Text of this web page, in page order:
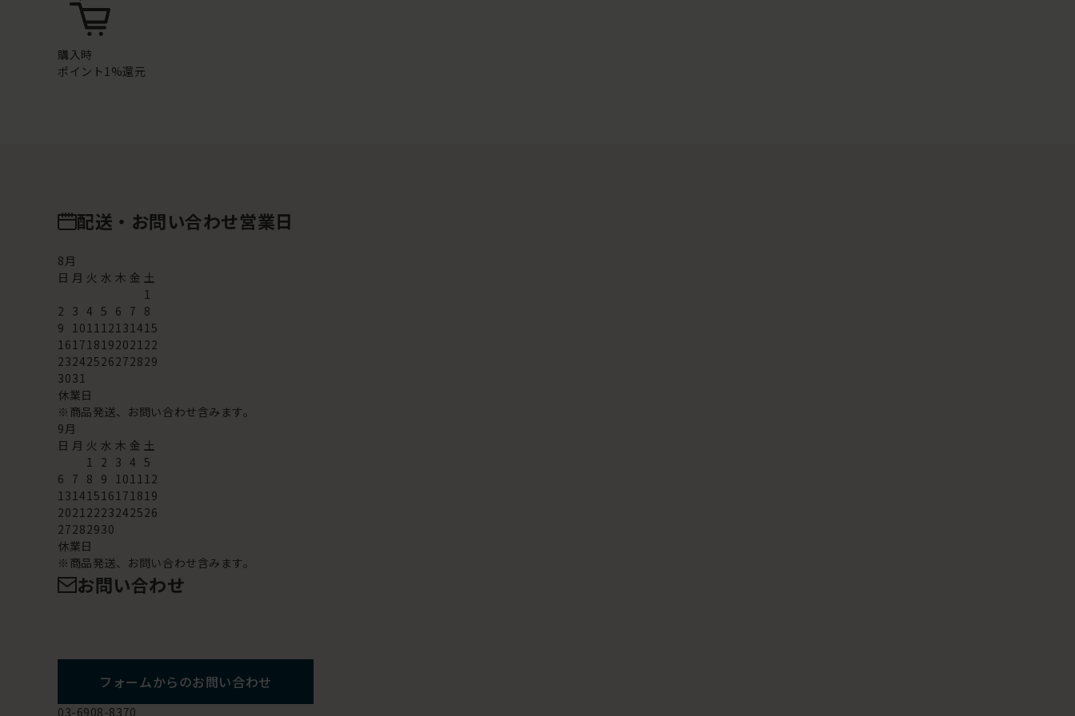
購入時
ポイント1%還元
配送・お問い合わせ営業日
8月
日 月 火 水 木 金 土
1
2 3 4 5 6 7 8
9 101112131415
16171819202122
23242526272829
3031
休業日
※商品発送、お問い合わせ含みます。
9月
日 月 火 水 木 金 土
1 2 3 4 5
6 7 8 9 101112
13141516171819
20212223242526
27282930
休業日
※商品発送、お問い合わせ含みます。
お問い合わせ
フォームからのお問い合わせ
03-6908-8370